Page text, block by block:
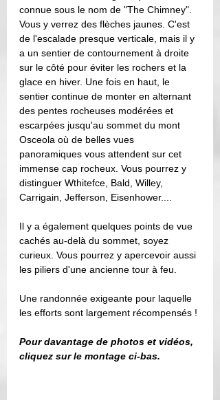
connue sous le nom de "The Chimney".
Vous y verrez des flèches jaunes. C'est
de l'escalade presque verticale, mais il y
a un sentier de contournement à droite
sur le côté pour éviter les rochers et la
glace en hiver. Une fois en haut, le
sentier continue de monter en alternant
des pentes rocheuses modérées et
escarpées jusqu'au sommet du mont
Osceola où de belles vues
panoramiques vous attendent sur cet
immense cap rocheux. Vous pourrez y
distinguer Wthitefce, Bald, Willey,
Carrigain, Jefferson, Eisenhower....
Il y a également quelques points de vue
cachés au-delà du sommet, soyez
curieux. Vous pourrez y apercevoir aussi
les piliers d'une ancienne tour à feu.
Une randonnée exigeante pour laquelle
les efforts sont largement récompensés !
Pour davantage de photos et vidéos,
cliquez sur le montage ci-bas.